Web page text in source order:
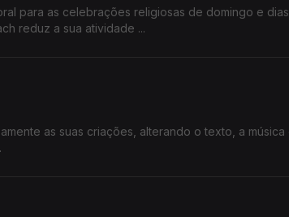
para as celebrações religiosas de domingo e dias
reduz a sua atividade ...